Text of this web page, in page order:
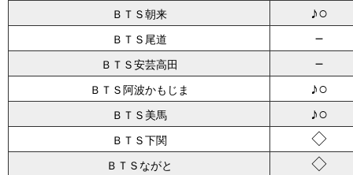
ＢＴＳ朝来 ♪○
ＢＴＳ尾道 －
ＢＴＳ安芸高田 －
ＢＴＳ阿波かもじま ♪○
ＢＴＳ美馬 ♪○
ＢＴＳ下関 ◇
ＢＴＳながと ◇